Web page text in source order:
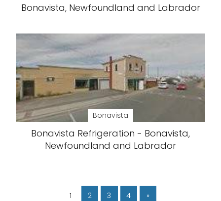
Bonavista, Newfoundland and Labrador
Bonavista
Bonavista Refrigeration - Bonavista,
Newfoundland and Labrador
1 2 3 4 »